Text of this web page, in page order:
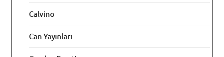
Calvino
Can Yayınları